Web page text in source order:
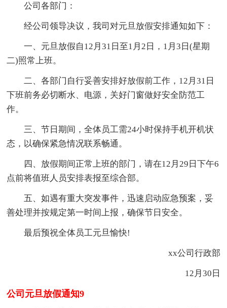
公司各部门：
经公司领导决议，我司对元旦放假安排通知如下：
一、元旦放假自12月31日至1月2日，1月3日(星期
二)照常上班。
二、各部门自行妥善安排好放假前工作，12月31日
下班前务必切断水、电源，关好门窗做好安全防范工
作。
三、节日期间，全体员工需24小时保持手机开机状
态，以确保紧急情况联系畅通。
四、放假期间正常上班的部门，请在12月29日下午6
点前将值班人员安排表报至综合部。
五、如遇有重大突发事件，迅速启动应急预案，妥
善处理并按规定第一时间上报，确保节日安全。
最后预祝全体员工元旦愉快!
xx公司行政部
12月30日
公司元旦放假通知9